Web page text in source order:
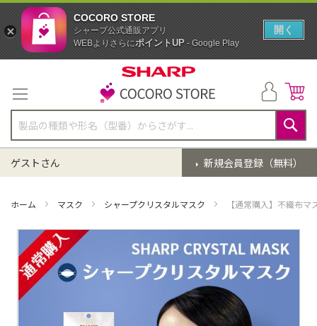
テ
ン
ツ
に
ス
キ
ッ
検
索
新規会員登録（無料）
ゲストさん
ホーム マスク シャープクリスタルマスク 【通常購入】不織布
メ
ー
ジ
ギ
ャ
COCORO STORE
シャープ公式通販アプリ
WEBよりさらにポイントUP- Google Play
開く